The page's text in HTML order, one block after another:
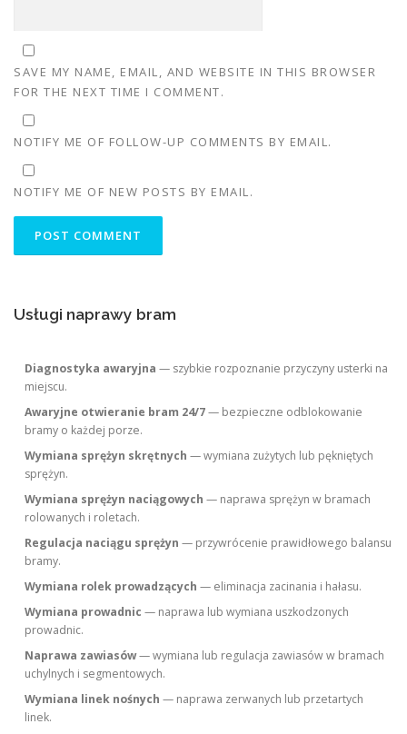
SAVE MY NAME, EMAIL, AND WEBSITE IN THIS BROWSER
FOR THE NEXT TIME I COMMENT.
NOTIFY ME OF FOLLOW-UP COMMENTS BY EMAIL.
NOTIFY ME OF NEW POSTS BY EMAIL.
Usługi naprawy bram
Diagnostyka awaryjna — szybkie rozpoznanie przyczyny usterki na
miejscu.
Awaryjne otwieranie bram 24/7— bezpieczne odblokowanie
bramy o każdej porze.
Wymiana sprężyn skrętnych — wymiana zużytych lub pękniętych
sprężyn.
Wymiana sprężyn naciągowych — naprawa sprężyn w bramach
rolowanych i roletach.
Regulacja naciągu sprężyn — przywrócenie prawidłowego balansu
bramy.
Wymiana rolek prowadzących — eliminacja zacinania i hałasu.
Wymiana prowadnic — naprawa lub wymiana uszkodzonych
prowadnic.
Naprawa zawiasów— wymiana lub regulacja zawiasów w bramach
uchylnych i segmentowych.
Wymiana linek nośnych — naprawa zerwanych lub przetartych
linek.